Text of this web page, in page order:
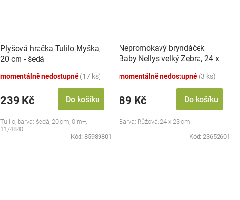
Plyšová hračka Tulilo Myška,
20 cm - šedá
momentálně nedostupné (17 ks)
239 Kč Do košíku
Tulilo, barva: šedá, 20 cm, 0 m+,
11/4840
Kód: 85989801
Nepromokavý bryndáček
Baby Nellys velký Zebra, 24 x
momentálně nedostupné (3 ks)
89 Kč Do košíku
Barva: Růžová, 24 x 23 cm
Kód: 23652601